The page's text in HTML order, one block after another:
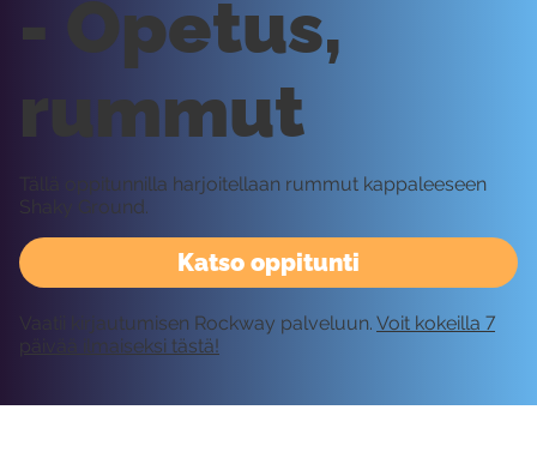
Katso oppitunti
- Opetus,
rummut
Tällä oppitunnilla harjoitellaan rummut kappaleeseen
Shaky Ground.
Vaatii kirjautumisen Rockway palveluun. Voit kokeilla 7
päivää ilmaiseksi tästä!